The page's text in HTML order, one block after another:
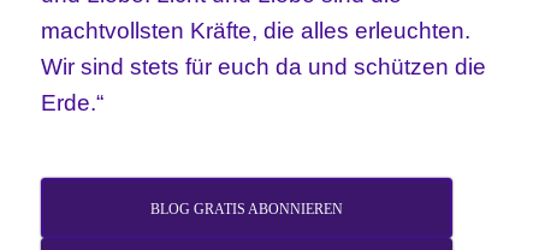
machtvollsten Kräfte, die alles erleuchten.
Wir sind stets für euch da und schützen die
Erde.“
BLOG GRATIS ABONNIEREN